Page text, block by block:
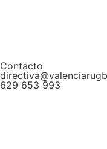
Contacto
629 653 993